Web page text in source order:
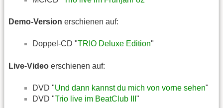
Demo-Version erschienen auf:
Doppel-CD "TRIO Deluxe Edition"
Live-Video erschienen auf:
DVD "Und dann kannst du mich von vorne sehen"
DVD "Trio live im BeatClub III "